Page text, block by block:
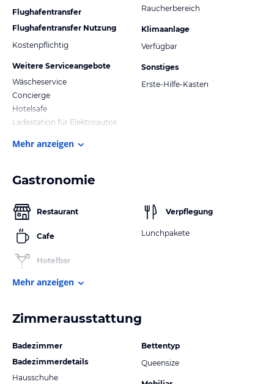
Flughafentransfer
Flughafentransfer Nutzung
Kostenpflichtig
Weitere Serviceangebote
Wäscheservice
Concierge
Hotelsafe
Ladestation für Elektroautos
Raucherbereich
Klimaanlage
Verfügbar
Sonstiges
Erste-Hilfe-Kasten
Mehr anzeigen
Gastronomie
Restaurant
Cafe
Hotelbar
Verpflegung
Lunchpakete
Mehr anzeigen
Zimmerausstattung
Badezimmer
Badezimmerdetails
Hausschuhe
Bettentyp
Queensize